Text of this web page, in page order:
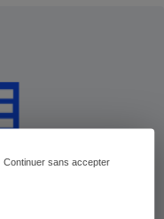
Continuer sans accepter